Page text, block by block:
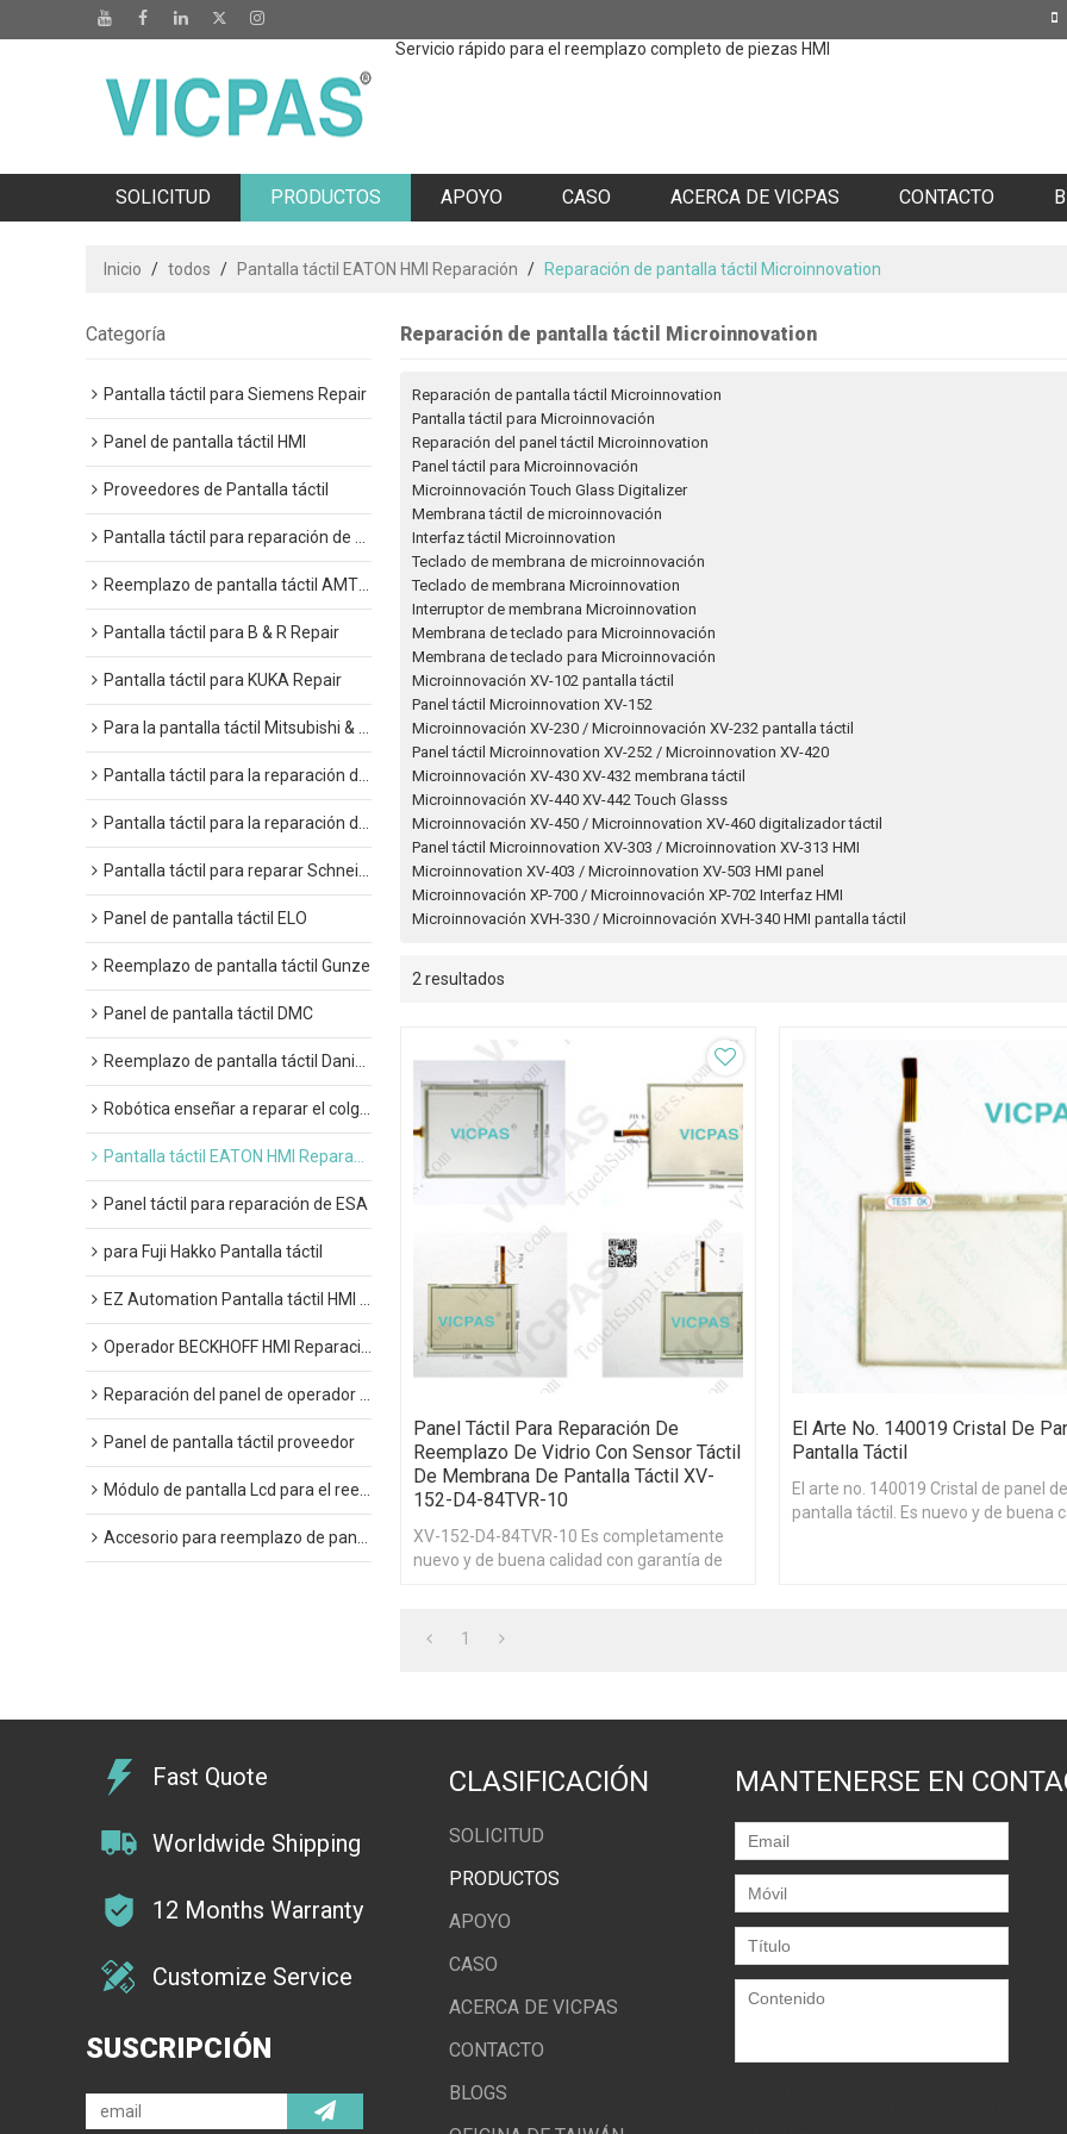
Servicio rápido para el reemplazo completo de piezas HMI
SOLICITUD PRODUCTOS APOYO CASO ACERCA DE VICPAS CONTACTO
Inicio / todos / Pantalla táctil EATON HMI Reparación / Reparación de pantalla táctil Microinnovation
Categoría
Pantalla táctil para Siemens Repair
Panel de pantalla táctil HMI
Proveedores de Pantalla táctil
Pantalla táctil para reparación de Allen-Bradley
Reemplazo de pantalla táctil AMT SCHURTER
Pantalla táctil para B & R Repair
Pantalla táctil para KUKA Repair
Para la pantalla táctil Mitsubishi & Beijer
Pantalla táctil para la reparación de Proface
Pantalla táctil para la reparación de Omron
Pantalla táctil para reparar Schneider
Panel de pantalla táctil ELO
Reemplazo de pantalla táctil Gunze
Panel de pantalla táctil DMC
Reemplazo de pantalla táctil Danielson
Robótica enseñar a reparar el colgante
Pantalla táctil EATON HMI Reparación
Panel táctil para reparación de ESA
para Fuji Hakko Pantalla táctil
EZ Automation Pantalla táctil HMI Reparación
Operador BECKHOFF HMI Reparación
Reparación del panel de operador gráfico
Panel de pantalla táctil proveedor
Módulo de pantalla Lcd para el reemplazo del panel HMI
Accesorio para reemplazo de pantalla táctil
Reparación de pantalla táctil Microinnovation
Reparación de pantalla táctil Microinnovation
Pantalla táctil para Microinnovación
Reparación del panel táctil Microinnovation
Panel táctil para Microinnovación
Microinnovación Touch Glass Digitalizer
Membrana táctil de microinnovación
Interfaz táctil Microinnovation
Teclado de membrana de microinnovación
Teclado de membrana Microinnovation
Interruptor de membrana Microinnovation
Membrana de teclado para Microinnovación
Membrana de teclado para Microinnovación
Microinnovación XV-102 pantalla táctil
Panel táctil Microinnovation XV-152
Microinnovación XV-230 / Microinnovación XV-232 pantalla táctil
Panel táctil Microinnovation XV-252 / Microinnovation XV-420
Microinnovación XV-430 XV-432 membrana táctil
Microinnovación XV-440 XV-442 Touch Glasss
Microinnovación XV-450 / Microinnovation XV-460 digitalizador táctil
Panel táctil Microinnovation XV-303 / Microinnovation XV-313 HMI
Microinnovation XV-403 / Microinnovation XV-503 HMI panel
Microinnovación XP-700 / Microinnovación XP-702 Interfaz HMI
Microinnovación XVH-330 / Microinnovación XVH-340 HMI pantalla táctil
2 resultados
Panel Táctil Para Reparación De
Reemplazo De Vidrio Con Sensor Táctil
De Membrana De Pantalla Táctil XV-
152-D4-84TVR-10
XV-152-D4-84TVR-10 Es completamente
nuevo y de buena calidad con garantía de
El Arte No. 140019 Cristal De
Pantalla Táctil
El arte no. 140019 Cristal de panel
pantalla táctil. Es nuevo y de buena
1
Fast Quote
Worldwide Shipping
12 Months Warranty
Customize Service
SUSCRIPCIÓN
CLASIFICACIÓN
SOLICITUD
PRODUCTOS
APOYO
CASO
ACERCA DE VICPAS
CONTACTO
BLOGS
MANTENERSE EN